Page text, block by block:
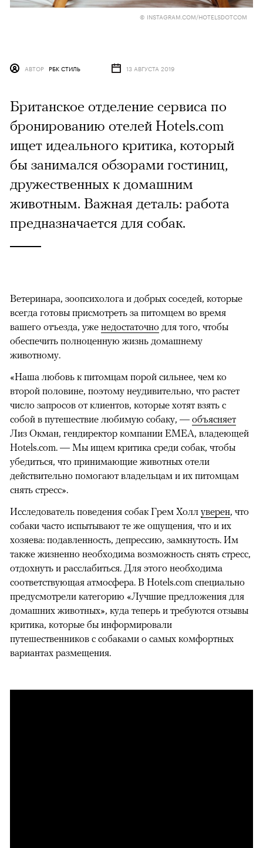
© INSTAGRAM.COM/HOTELSDOTCOM
АВТОР РБК СТИЛЬ 13 АВГУСТА 2019
Британское отделение сервиса по
бронированию отелей Hotels.com
ищет идеального критика, который
бы занимался обзорами гостиниц,
дружественных к домашним
животным. Важная деталь: работа
предназначается для собак.
Ветеринара, зоопсихолога и добрых соседей, которые
всегда готовы присмотреть за питомцем во время
вашего отъезда, уже недостаточно для того, чтобы
обеспечить полноценную жизнь домашнему
животному.
«Наша любовь к питомцам порой сильнее, чем ко
второй половине, поэтому неудивительно, что растет
число запросов от клиентов, которые хотят взять с
собой в путешествие любимую собаку, — объясняет
Лиз Окман, гендиректор компании EMEA, владеющей
Hotels.com. — Мы ищем критика среди собак, чтобы
убедиться, что принимающие животных отели
действительно помогают владельцам и их питомцам
снять стресс».
Исследователь поведения собак Грем Холл уверен, что
собаки часто испытывают те же ощущения, что и их
хозяева: подавленность, депрессию, замкнутость. Им
также жизненно необходима возможность снять стресс,
отдохнуть и расслабиться. Для этого необходима
соответствующая атмосфера. В Hotels.com специально
предусмотрели категорию «Лучшие предложения для
домашних животных», куда теперь и требуются отзывы
критика, которые бы информировали
путешественников с собаками о самых комфортных
вариантах размещения.